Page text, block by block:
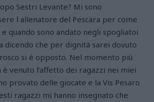
Sestri Levante? Mi sono
l allenatore del Pescara per come
quando sono andato negli spogliatoi
dicendo che per dignità sarei dovuto
si è opposto. Nel momento più
è venuto l'affetto dei ragazzi nei miei
provato delle giocate e la Vis Pesaro
ragazzi mi hanno insegnato che